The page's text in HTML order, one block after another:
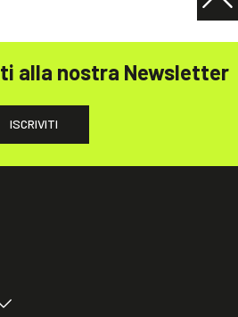
alla nostra Newsletter
ISCRIVITI